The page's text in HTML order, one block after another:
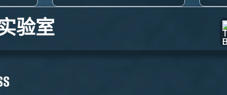
验室